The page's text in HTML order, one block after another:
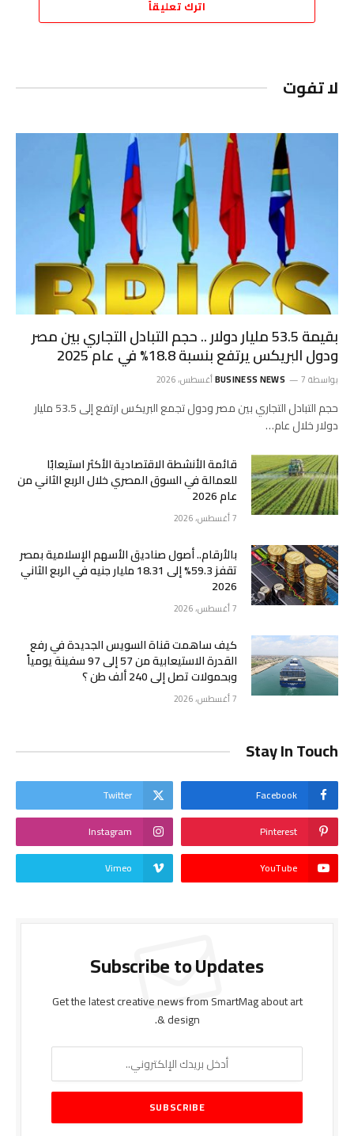
اترك تعليقاً
لا تفوت
بقيمة 53.5 مليار دولار .. حجم التبادل التجاري بين مصر
ودول البريكس يرتفع بنسبة 18.8% في عام 2025
بواسطة BUSINESS NEWS 7 أغسطس، 2026
حجم التبادل التجاري بين مصر ودول تجمع البريكس ارتفع إلى 53.5 مليار
دولار خلال عام…
قائمة الأنشطة الاقتصادية الأكثر استيعابًا
للعمالة في السوق المصري خلال الربع الثاني من
عام 2026
7 أغسطس، 2026
بالأرقام.. أصول صناديق الأسهم الإسلامية بمصر
تقفز 59.3% إلى 18.31 مليار جنيه في الربع الثاني
2026
7 أغسطس، 2026
كيف ساهمت قناة السويس الجديدة في رفع
القدرة الاستيعابية من 57 إلى 97 سفينة يومياً
وبحمولات تصل إلى 240 ألف طن ؟
7 أغسطس، 2026
Stay In Touch
Facebook
Twitter
Pinterest
Instagram
YouTube
Vimeo
Subscribe to Updates
Get the latest creative news from SmartMag about art
& design.